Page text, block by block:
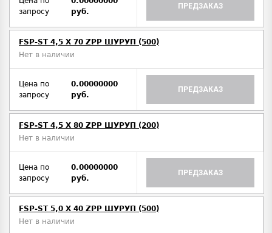
запросу
руб.
ПРЕДЗАКАЗ
FSP-ST 4,5 X 70 ZPP ШУРУП (500)
Нет в наличии
Цена по
запросу
0.00000000
руб.
ПРЕДЗАКАЗ
FSP-ST 4,5 X 80 ZPP ШУРУП (200)
Нет в наличии
Цена по
запросу
0.00000000
руб.
ПРЕДЗАКАЗ
FSP-ST 5,0 X 40 ZPP ШУРУП (500)
Нет в наличии